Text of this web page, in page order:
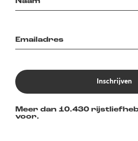
Inschrijven
Meer dan 10.430
voor.